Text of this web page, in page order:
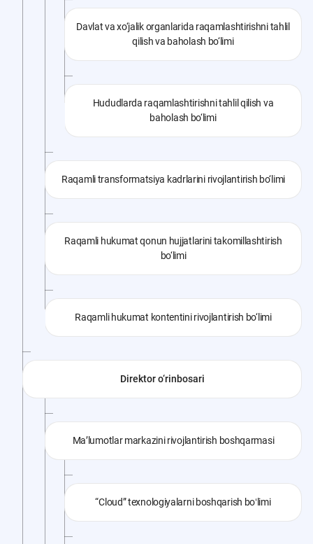
Davlat va xo‘jalik organlarida raqamlashtirishni tahlil
qilish va baholash bo‘limi
Hududlarda raqamlashtirishni tahlil qilish va
baholash bo‘limi
Raqamli transformatsiya kadrlarini rivojlantirish bo‘limi
Raqamli hukumat qonun hujjatlarini takomillashtirish
bo‘limi
Raqamli hukumat kontentini rivojlantirish bo‘limi
Direktor o‘rinbosari
Ma’lumotlar markazini rivojlantirish boshqarmasi
“Cloud” texnologiyalarni boshqarish boʻlimi